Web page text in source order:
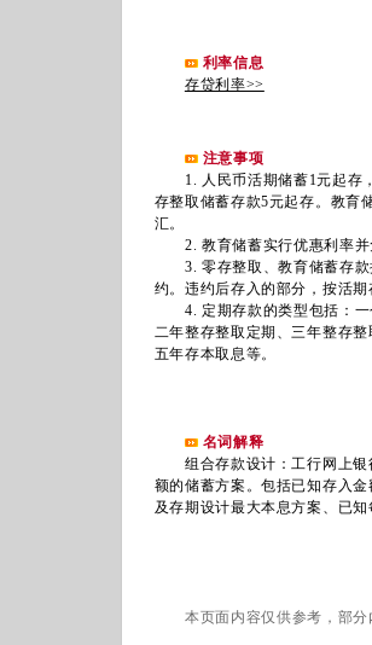
利率信息
存贷利率>>
注意事项
1. 人民币活期储蓄1元起存，
存整取储蓄存款5元起存。教育
汇。
2. 教育储蓄实行优惠利率并
3. 零存整取、教育储蓄存款
约。违约后存入的部分，按活
4. 定期存款的类型包括：一
二年整存整取定期、三年整存
五年存本取息等。
名词解释
组合存款设计：工行网上银
额的储蓄方案。包括已知存入
及存期设计最大本息方案、已
本页面内容仅供参考，部